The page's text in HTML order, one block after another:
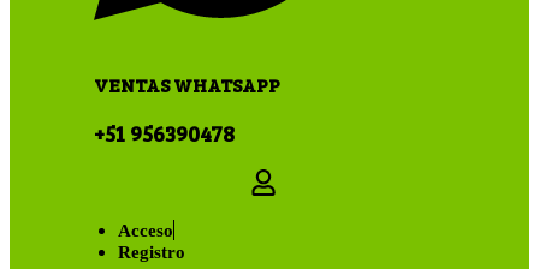
VENTAS WHATSAPP
+51 956390478
Acceso
Registro